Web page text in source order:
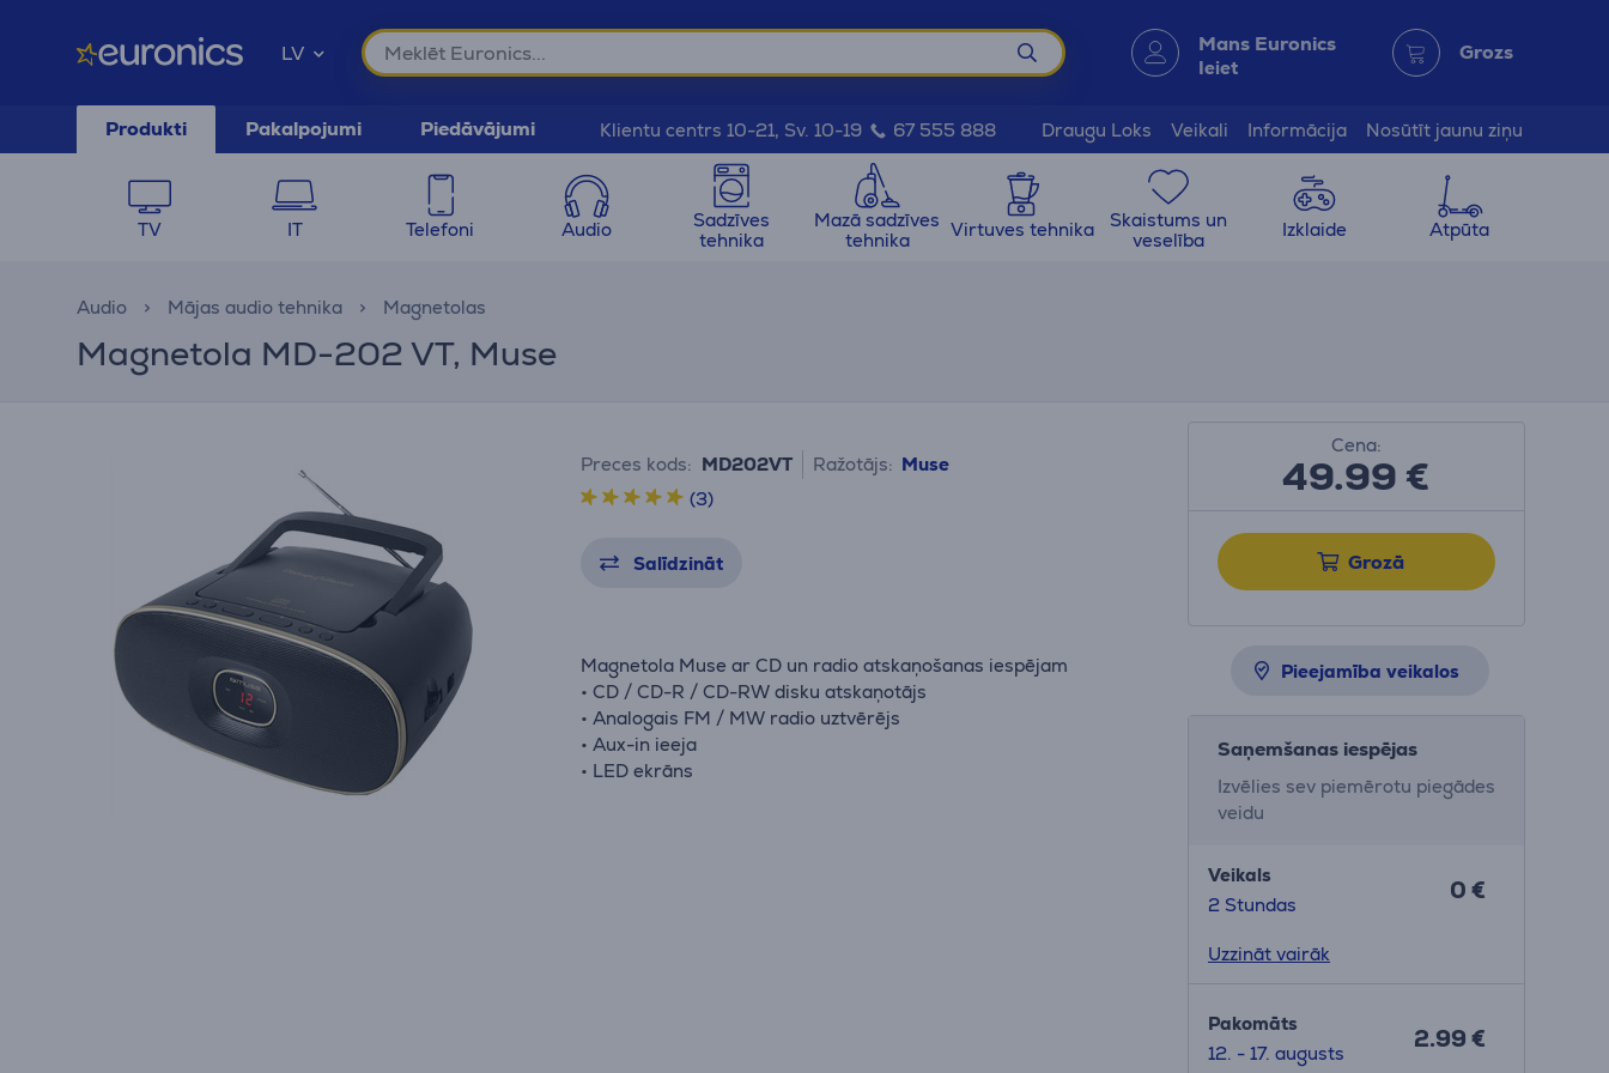
LV Mans Euronics
Ieiet
Grozs
Produkti Pakalpojumi Piedāvājumi Klientu centrs 10-21, Sv. 10-19 67 555 888 Draugu Loks Veikali Informācija Nosūtīt jaunu ziņu
TV IT Telefoni Audio
Sadzīves
tehnika
Mazā sadzīves
tehnika
Virtuves tehnika
Skaistums un
veselība
Izklaide Atpūta
Audio Mājas audio tehnika Magnetolas
Magnetola MD-202 VT, Muse
Preces kods: MD202VT Ražotājs: Muse
(3)
Salīdzināt
Magnetola Muse ar CD un radio atskaņošanas iespējam
• CD / CD-R / CD-RW disku atskaņotājs
• Analogais FM / MW radio uztvērējs
• Aux-in ieeja
• LED ekrāns
Cena:
49.99€
Grozā
Pieejamība veikalos
Saņemšanas iespējas
Izvēlies sev piemērotu piegādes
veidu
Veikals
2 Stundas
0 €
Uzzināt vairāk
Pakomāts
12. - 17. augusts
2.99 €